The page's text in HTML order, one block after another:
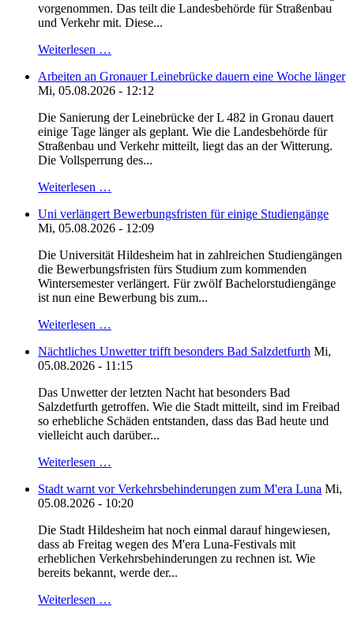
vorgenommen. Das teilt die Landesbehörde für Straßenbau
und Verkehr mit. Diese...
Weiterlesen …
Arbeiten an Gronauer Leinebrücke dauern eine Woche länger
Mi, 05.08.2026 - 12:12
Die Sanierung der Leinebrücke der L 482 in Gronau dauert
einige Tage länger als geplant. Wie die Landesbehörde für
Straßenbau und Verkehr mitteilt, liegt das an der Witterung.
Die Vollsperrung des...
Weiterlesen …
Uni verlängert Bewerbungsfristen für einige Studiengänge
Mi, 05.08.2026 - 12:09
Die Universität Hildesheim hat in zahlreichen Studiengängen
die Bewerbungsfristen fürs Studium zum kommenden
Wintersemester verlängert. Für zwölf Bachelorstudiengänge
ist nun eine Bewerbung bis zum...
Weiterlesen …
Nächtliches Unwetter trifft besonders Bad Salzdetfurth Mi,
05.08.2026 - 11:15
Das Unwetter der letzten Nacht hat besonders Bad
Salzdetfurth getroffen. Wie die Stadt mitteilt, sind im Freibad
so erhebliche Schäden entstanden, dass das Bad heute und
vielleicht auch darüber...
Weiterlesen …
Stadt warnt vor Verkehrsbehinderungen zum M'era Luna Mi,
05.08.2026 - 10:20
Die Stadt Hildesheim hat noch einmal darauf hingewiesen,
dass ab Freitag wegen des M'era Luna-Festivals mit
erheblichen Verkehrsbehinderungen zu rechnen ist. Wie
bereits bekannt, werde der...
Weiterlesen …